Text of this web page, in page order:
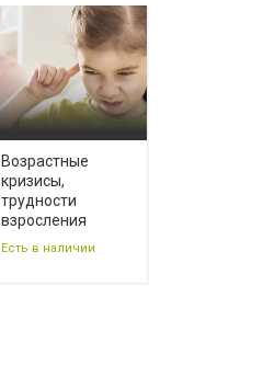
Возрастные
кризисы,
трудности
взросления
Есть в наличии